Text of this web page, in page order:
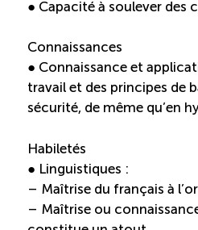
● Capacité à soulever des
Connaissances
● Connaissance et
travail et des principes de
sécurité, de même qu’en
Habiletés
● Linguistiques :
– Maîtrise du français à
– Maîtrise ou